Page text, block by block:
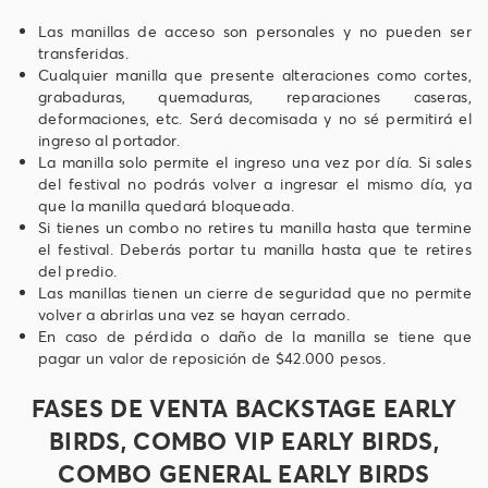
Las manillas de acceso son personales y no pueden ser
transferidas.
Cualquier manilla que presente alteraciones como cortes,
grabaduras, quemaduras, reparaciones caseras,
deformaciones, etc. Será decomisada y no sé permitirá el
ingreso al portador.
La manilla solo permite el ingreso una vez por día. Si sales
del festival no podrás volver a ingresar el mismo día, ya
que la manilla quedará bloqueada.
Si tienes un combo no retires tu manilla hasta que termine
el festival. Deberás portar tu manilla hasta que te retires
del predio.
Las manillas tienen un cierre de seguridad que no permite
volver a abrirlas una vez se hayan cerrado.
En caso de pérdida o daño de la manilla se tiene que
pagar un valor de reposición de $42.000 pesos.
FASES DE VENTA BACKSTAGE EARLY
BIRDS, COMBO VIP EARLY BIRDS,
COMBO GENERAL EARLY BIRDS